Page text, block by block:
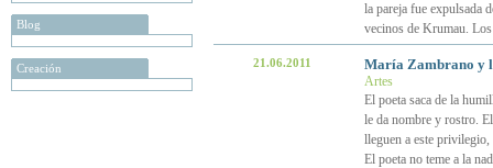
Blog
Creación
la pareja fue expulsada
vecinos de Krumau. Los
21.06.2011 María Zambrano y
Artes
El poeta saca de la
le da nombre y rostro.
lleguen a este
El poeta no teme a la